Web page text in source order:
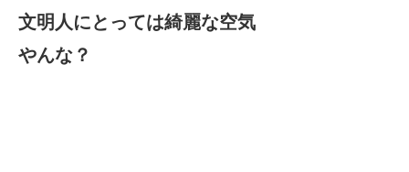
文明人にとっては綺麗な空気
やんな？